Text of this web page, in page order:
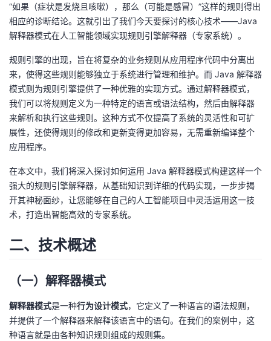
验
收
藏
议
“如果（症状是发烧且咳嗽），那么（可能是感冒）”这样的规则得出
相应的诊断结论。这就引出了我们今天要探讨的核心技术——Java
解释器模式在人工智能领域实现规则引擎解释器（专家系统）。
规则引擎的出现，旨在将复杂的业务规则从应用程序代码中分离出
来，使得这些规则能够独立于系统进行管理和维护。而 Java 解释器
模式则为规则引擎提供了一种优雅的实现方式。通过解释器模式，
我们可以将规则定义为一种特定的语言或语法结构，然后由解释器
来解析和执行这些规则。这种方式不仅提高了系统的灵活性和可扩
展性，还使得规则的修改和更新变得更加容易，无需重新编译整个
应用程序。
在本文中，我们将深入探讨如何运用 Java 解释器模式构建这样一个
强大的规则引擎解释器，从基础知识到详细的代码实现，一步步揭
开其神秘面纱，让您能够在自己的人工智能项目中灵活运用这一技
术，打造出智能高效的专家系统。
二、技术概述
（一）解释器模式
解释器模式是一种行为设计模式，它定义了一种语言的语法规则，
并提供了一个解释器来解释该语言中的语句。在我们的案例中，这
种语言就是由各种知识规则组成的规则集。